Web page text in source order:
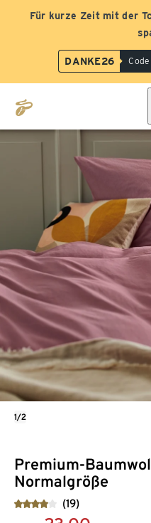
Für kurze Zeit mit der
DANKE26
Premium-
Normalgröße
(19)
1/2